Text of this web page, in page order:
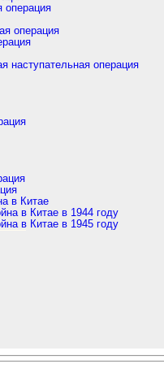
операция
операция
наступательная операция
в Китае
в Китае в 1944 году
в Китае в 1945 году